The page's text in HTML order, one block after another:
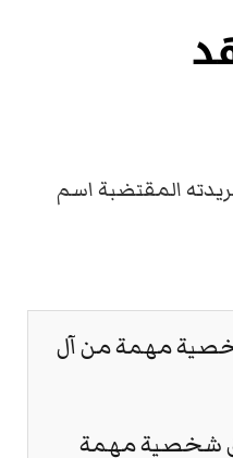
المقتضبة اسم
مهمة من آل
شخصية مهمة